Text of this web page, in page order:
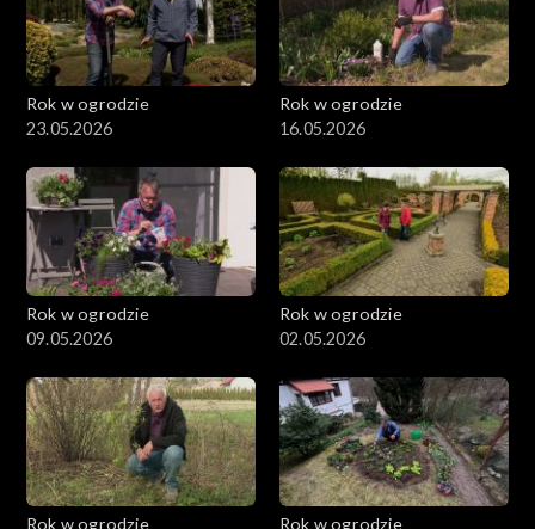
Rok w ogrodzie
23.05.2026
Rok w ogrodzie
16.05.2026
Rok w ogrodzie
09.05.2026
Rok w ogrodzie
02.05.2026
Rok w ogrodzie
Rok w ogrodzie